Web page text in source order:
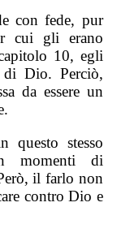
con fede, pur
cui gli erano
10, egli
Dio. Perciò,
da essere un
questo stesso
momenti di
il farlo non
contro Dio e